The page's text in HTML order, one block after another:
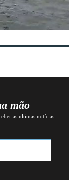
mão
as ultimas notícias.